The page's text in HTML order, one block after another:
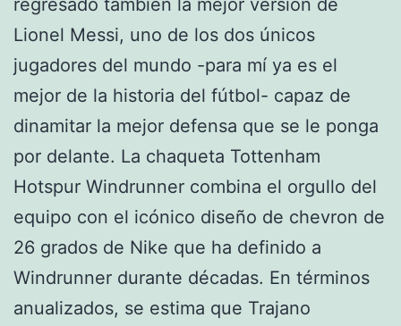
Lionel Messi, uno de los dos únicos
jugadores del mundo -para mí ya es el
mejor de la historia del fútbol- capaz de
dinamitar la mejor defensa que se le ponga
por delante. La chaqueta Tottenham
Hotspur Windrunner combina el orgullo del
equipo con el icónico diseño de chevron de
26 grados de Nike que ha definido a
Windrunner durante décadas. En términos
anualizados, se estima que Trajano